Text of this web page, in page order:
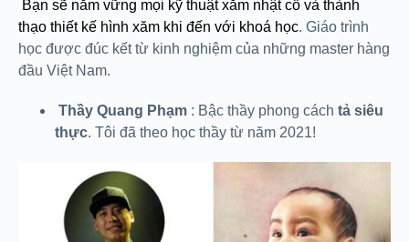
Bạn sẽ nắm vững mọi kỹ thuật xăm nhật cổ và thành
thạo thiết kế hình xăm khi đến với khoá học. Giáo trình
học được đúc kết từ kinh nghiệm của những master hàng
đầu Việt Nam.
Thầy Quang Phạm : Bậc thầy phong cách tả siêu
thực. Tôi đã theo học thầy từ năm 2021!